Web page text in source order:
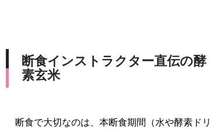
断食インストラクター直伝の酵
素玄米
断食で大切なのは、本断食期間（水や酵素ドリ